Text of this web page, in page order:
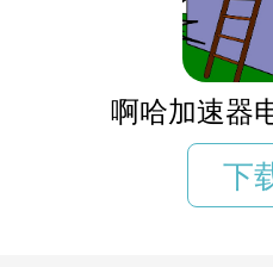
啊哈加速器
下